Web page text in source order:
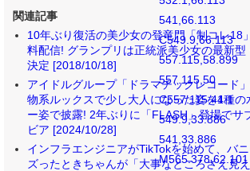
541,66.113
C549.9,66.113
557.115,58.899
557.115,50
C557.115,41.1
549.9,33.886
541,33.886
M565.378,62.101
関連記事
10年ぶり復活の美少女の登竜門「制コレ18
料配信! グランプリは正統派美少女の最新型
決定 [2018/10/18]
アイドルグループ「ドラマチックレコード
物系ルックスで少し大人になった姿を4種の
ー姿で披露! 2年ぶりに「FLASH」登場でサ
ビア [2024/10/28]
インフラエンジニアがTikTokを始めて、バ
ズったときちゃんが「大事なところさえ見